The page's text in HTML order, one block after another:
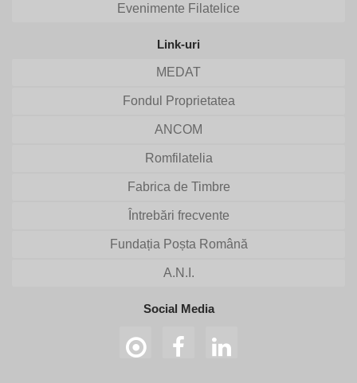
Evenimente Filatelice
Link-uri
MEDAT
Fondul Proprietatea
ANCOM
Romfilatelia
Fabrica de Timbre
Întrebări frecvente
Fundația Poșta Română
A.N.I.
Social Media